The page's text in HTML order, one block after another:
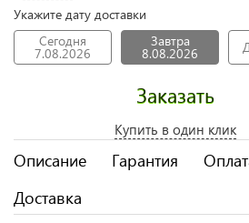
Укажите дату доставки
Сегодня
7.08.2026
Завтра
8.08.2026
Заказать
Купить в один клик
Описание Гарантия
Доставка